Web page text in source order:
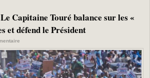
Capitaine Touré balance sur les «
et défend le Président